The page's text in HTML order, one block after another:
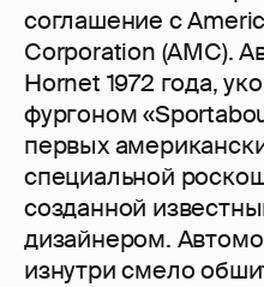
соглашение с
Corporation (AMC).
Hornet 1972 года,
фургоном
первых
специальной
созданной
дизайнером.
изнутри смело